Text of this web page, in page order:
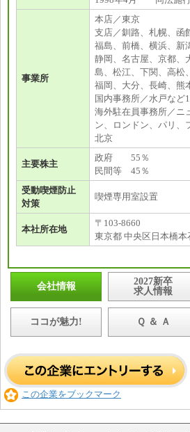
事業所
本店／東京
支店／釧路、札幌、函
福島、前橋、横浜、新
静岡、名古屋、京都、
島、松江、下関、高松
福岡、大分、長崎、熊
国内事務所／水戸など
海外駐在員事務所／ニ
ン、ロンドン、パリ、
北京
主要株主
政府 55％
民間等 45％
受動喫煙防止
対策
喫煙専用室設置
本社所在地
〒103-8660
東京都 中央区日本橋本
会社情報
2027新卒
求人情報
ココが魅力! Ｑ ＆ Ａ
この企業をブックマーク